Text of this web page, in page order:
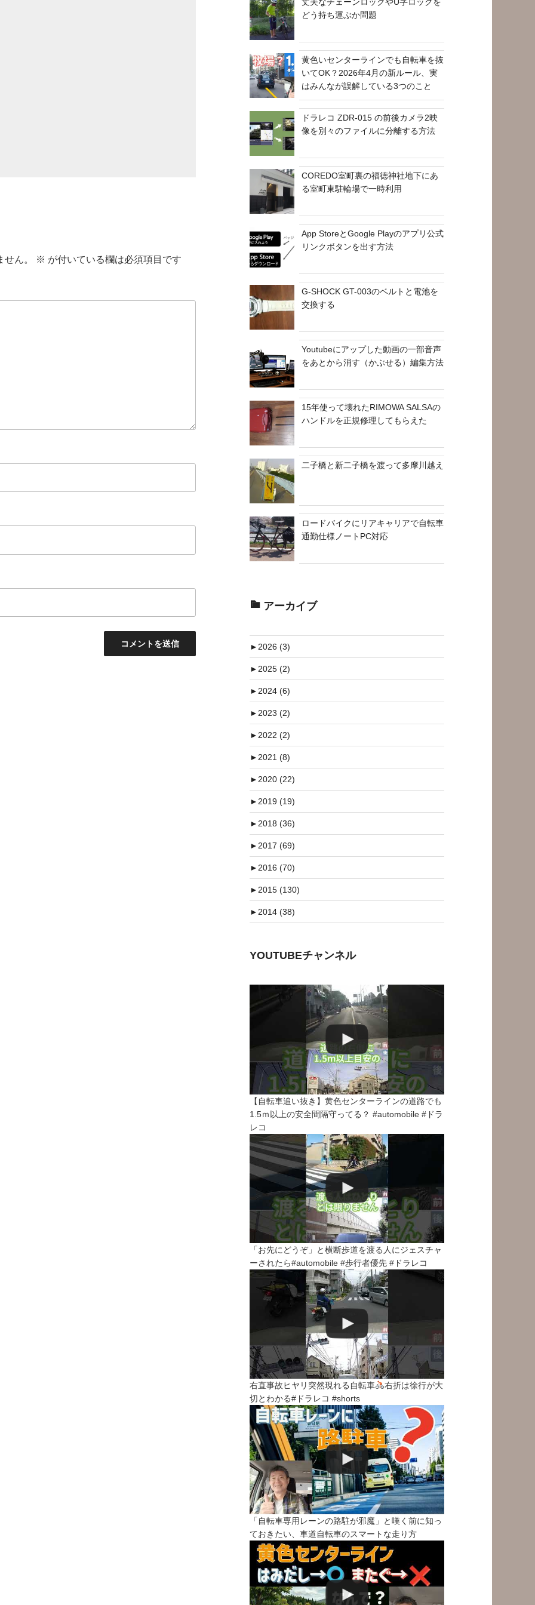
ん。 ※ が付いている欄は必須項目です
どう持ち運ぶか問題
黄色いセンターラインでも自転車を抜
いてOK？2026年4月の新ルール、実
はみんなが誤解している3つのこと
ドラレコ ZDR-015 の前後カメラ2映
像を別々のファイルに分離する方法
COREDO室町裏の福徳神社地下にあ
る室町東駐輪場で一時利用
App StoreとGoogle Playのアプリ公式
リンクボタンを出す方法
G-SHOCK GT-003のベルトと電池を
交換する
Youtubeにアップした動画の一部音声
をあとから消す（かぶせる）編集方法
15年使って壊れたRIMOWA SALSAの
ハンドルを正規修理してもらえた
二子橋と新二子橋を渡って多摩川越え
ロードバイクにリアキャリアで自転車
通勤仕様ノートPC対応
アーカイブ
►2026 (3)
►2025 (2)
►2024 (6)
►2023 (2)
►2022 (2)
►2021 (8)
►2020 (22)
►2019 (19)
►2018 (36)
►2017 (69)
►2016 (70)
►2015 (130)
►2014 (38)
YOUTUBEチャンネル
【自転車追い抜き】黄色センターラインの道路でも
1.5ｍ以上の安全間隔守ってる？ #automobile #ドラ
レコ
「お先にどうぞ」と横断歩道を渡る人にジェスチャ
ーされたら#automobile #歩行者優先 #ドラレコ
右直事故ヒヤリ突然現れる自転車
右折は徐行が大
切とわかる#ドラレコ #shorts
「自転車専用レーンの路駐が邪魔」と嘆く前に知っ
ておきたい、車道自転車のスマートな走り方